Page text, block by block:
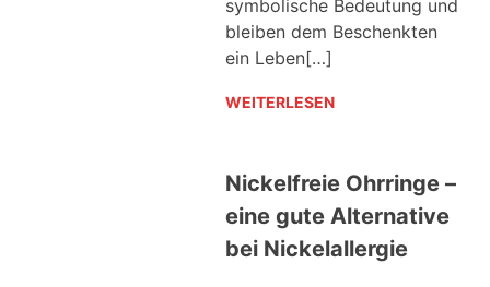
symbolische Bedeutung und
bleiben dem Beschenkten
ein Leben[…]
WEITERLESEN
Nickelfreie Ohrringe –
eine gute Alternative
bei Nickelallergie